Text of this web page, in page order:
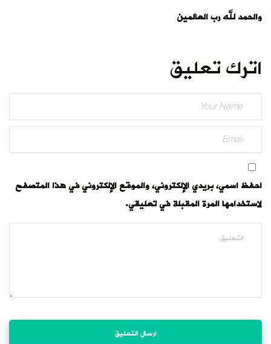
والحمد لله رب العالمين
اترك تعليق
احفظ اسمي، بريدي الإلكتروني، والموقع الإلكتروني في هذا المتصفح
لاستخدامها المرة المقبلة في تعليقي.